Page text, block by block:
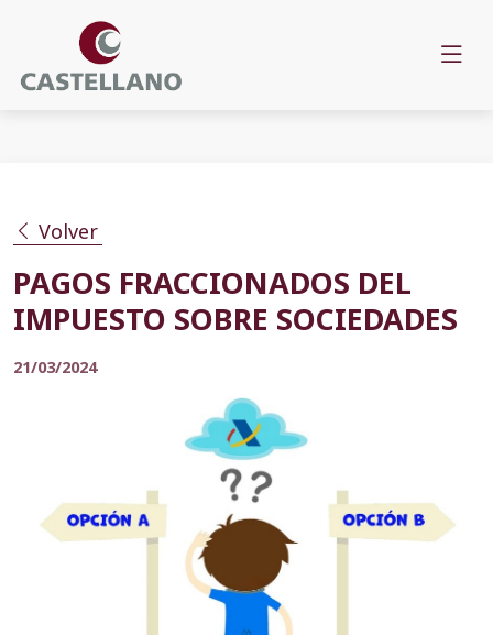
Volver
PAGOS FRACCIONADOS DEL
IMPUESTO SOBRE SOCIEDADES
21/03/2024